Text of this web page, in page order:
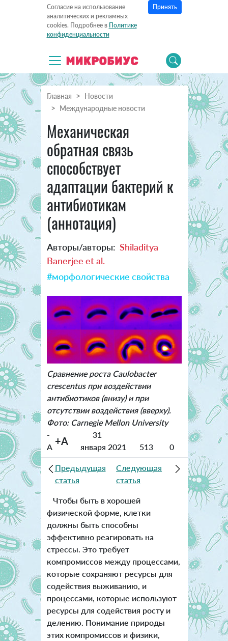
Согласие на использование
аналитических и рекламных
cookies. Подробнее в Политике
конфиденциальности
Принять
Главная
Новости
Международные новости
Механическая
обратная связь
способствует
адаптации бактерий к
антибиотикам
(аннотация)
Авторы/авторы: Shiladitya
Banerjee et al.
#морфологические свойства
Сравнение роста Caulobacter
crescentus при воздействии
антибиотиков (внизу) и при
отсутствии воздействия (вверху).
Фото: Carnegie Mellon University
-
A +A
31
января 2021
513 0
Предыдущая
статья
Следующая
статья
Чтобы быть в хорошей
физической форме, клетки
должны быть способны
эффективно реагировать на
стрессы. Это требует
компромиссов между процессами,
которые сохраняют ресурсы для
содействия выживанию, и
процессами, которые используют
ресурсы для содействия росту и
делению. Понимание природы
этих компромиссов и физики,